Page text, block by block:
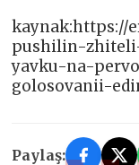
kaynak:https://
pushilin-
yavku-na-
golosovanii-
Paylaş: